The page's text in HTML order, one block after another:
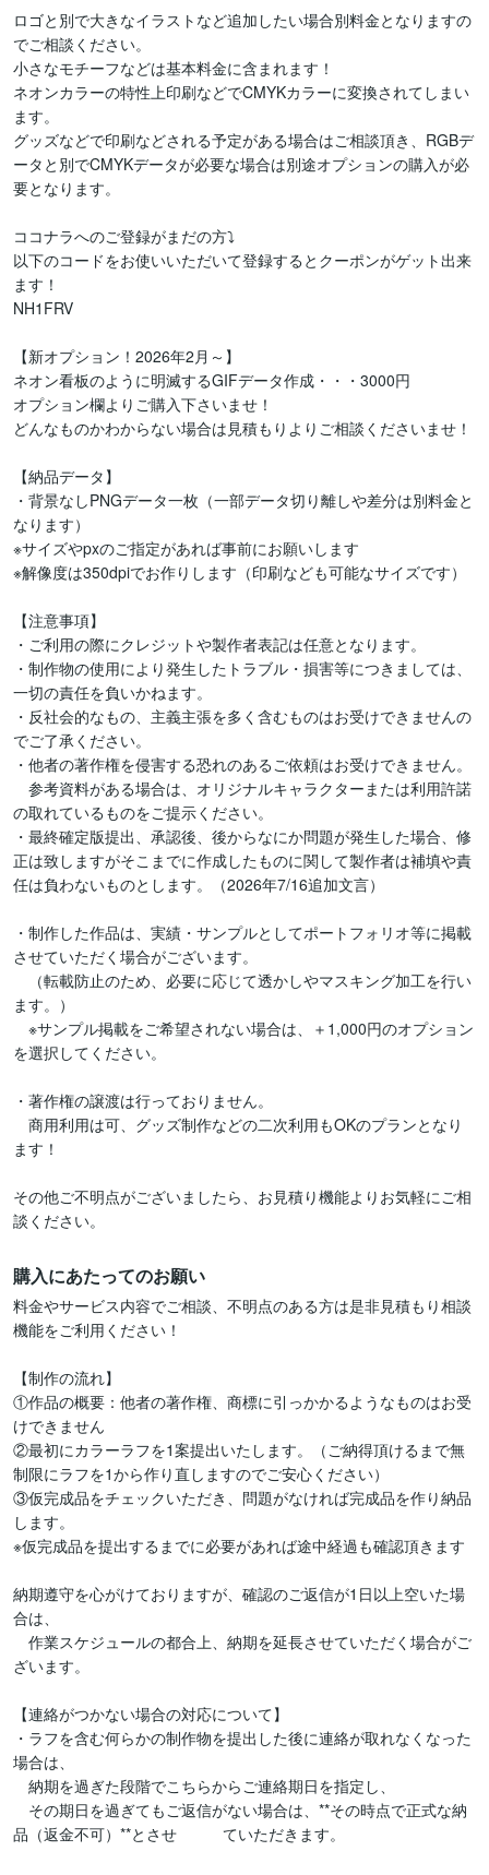
ロゴと別で大きなイラストなど追加したい場合別料金となりますの
でご相談ください。
小さなモチーフなどは基本料金に含まれます！
ネオンカラーの特性上印刷などでCMYKカラーに変換されてしまい
ます。
グッズなどで印刷などされる予定がある場合はご相談頂き、RGBデ
ータと別でCMYKデータが必要な場合は別途オプションの購入が必
要となります。
ココナラへのご登録がまだの方⤵
以下のコードをお使いいただいて登録するとクーポンがゲット出来
ます！
NH1FRV
【新オプション！2026年2月～】
ネオン看板のように明滅するGIFデータ作成・・・3000円
オプション欄よりご購入下さいませ！
どんなものかわからない場合は見積もりよりご相談くださいませ！
【納品データ】
・背景なしPNGデータ一枚（一部データ切り離しや差分は別料金と
なります）
※サイズやpxのご指定があれば事前にお願いします
※解像度は350dpiでお作りします（印刷なども可能なサイズです）
【注意事項】
・ご利用の際にクレジットや製作者表記は任意となります。
・制作物の使用により発生したトラブル・損害等につきましては、
一切の責任を負いかねます。
・反社会的なもの、主義主張を多く含むものはお受けできませんの
でご了承ください。
・他者の著作権を侵害する恐れのあるご依頼はお受けできません。
参考資料がある場合は、オリジナルキャラクターまたは利用許諾
の取れているものをご提示ください。
・最終確定版提出、承認後、後からなにか問題が発生した場合、修
正は致しますがそこまでに作成したものに関して製作者は補填や責
任は負わないものとします。（2026年7/16追加文言）
・制作した作品は、実績・サンプルとしてポートフォリオ等に掲載
させていただく場合がございます。
（転載防止のため、必要に応じて透かしやマスキング加工を行い
ます。）
※サンプル掲載をご希望されない場合は、＋1,000円のオプション
を選択してください。
・著作権の譲渡は行っておりません。
商用利用は可、グッズ制作などの二次利用もOKのプランとなり
ます！
その他ご不明点がございましたら、お見積り機能よりお気軽にご相
談ください。
購入にあたってのお願い
料金やサービス内容でご相談、不明点のある方は是非見積もり相談
機能をご利用ください！
【制作の流れ】
①作品の概要：他者の著作権、商標に引っかかるようなものはお受
けできません
②最初にカラーラフを1案提出いたします。（ご納得頂けるまで無
制限にラフを1から作り直しますのでご安心ください）
③仮完成品をチェックいただき、問題がなければ完成品を作り納品
します。
※仮完成品を提出するまでに必要があれば途中経過も確認頂きます
納期遵守を心がけておりますが、確認のご返信が1日以上空いた場
合は、
作業スケジュールの都合上、納期を延長させていただく場合がご
ざいます。
【連絡がつかない場合の対応について】
・ラフを含む何らかの制作物を提出した後に連絡が取れなくなった
場合は、
納期を過ぎた段階でこちらからご連絡期日を指定し、
その期日を過ぎてもご返信がない場合は、**その時点で正式な納
品（返金不可）**とさせ　　　ていただきます。